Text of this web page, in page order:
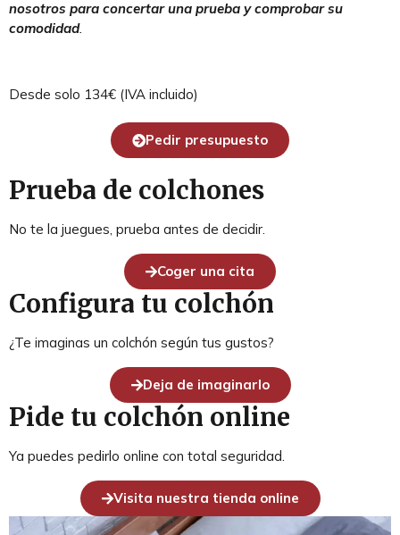
nosotros para concertar una prueba y comprobar su
comodidad.
Desde solo 134€ (IVA incluido)
Pedir presupuesto
Prueba de colchones
No te la juegues, prueba antes de decidir.
Coger una cita
Configura tu colchón
¿Te imaginas un colchón según tus gustos?
Deja de imaginarlo
Pide tu colchón online
Ya puedes pedirlo online con total seguridad.
Visita nuestra tienda online